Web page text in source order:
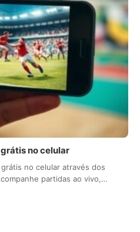
no celular
no celular através dos
partidas ao vivo,…